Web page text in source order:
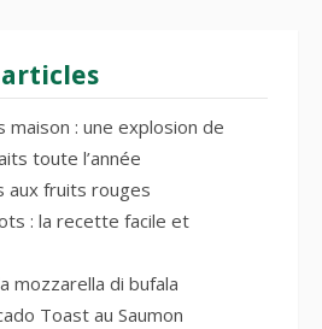
: une explosion de
toute l’année
aux fruits rouges
: la recette facile et
mozzarella di bufala
Toast au Saumon